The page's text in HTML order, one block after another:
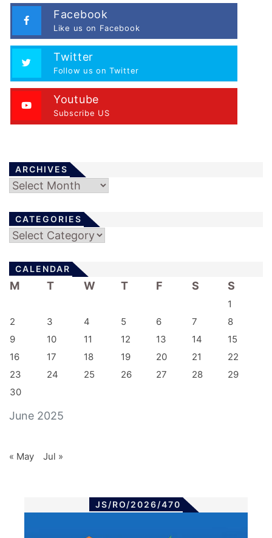
Facebook
Like us on Facebook
Twitter
Follow us on Twitter
Youtube
Subscribe US
ARCHIVES
Archives
CATEGORIES
Categories
CALENDAR
June 2025
M T W T F S S
1
2
3 4 5 6 7
8
9
10 11 12 13 14
15
16
17 18 19 20 21
22
23
24 25 26 27 28
29
30
« May Jul »
JS/RO/2026/470